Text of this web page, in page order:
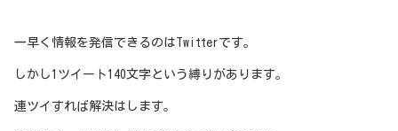
一早く情報を発信できるのはTwitterです。
しかし1ツイート140文字という縛りがあります。
連ツイすれば解決はします。